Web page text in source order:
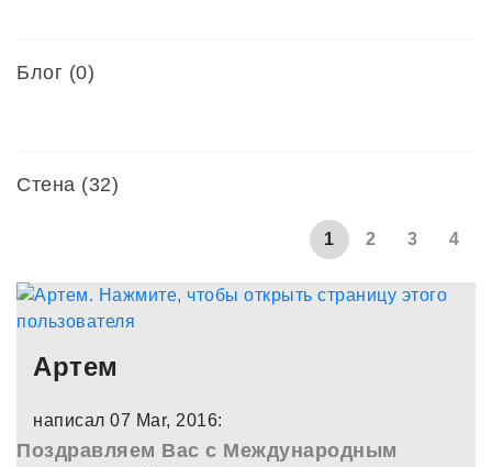
Блог (0)
Стена (32)
1 2 3 4
Артем
написал 07 Mar, 2016:
Поздравляем Вас с Международным